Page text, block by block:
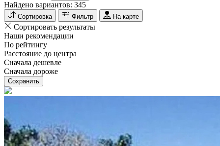
Найдено вариантов: 345
Сортировка Фильтр На карте
Сортировать результаты
Наши рекомендации
По рейтингу
Расстояние до центра
Сначала дешевле
Сначала дороже
Сохранить